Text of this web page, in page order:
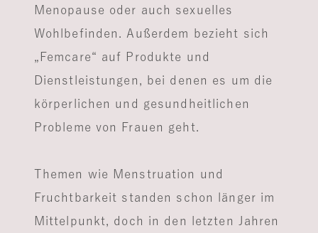
Menopause oder auch sexuelles
Wohlbefinden. Außerdem bezieht sich
„Femcare“ auf Produkte und
Dienstleistungen, bei denen es um die
körperlichen und gesundheitlichen
Probleme von Frauen geht.
Themen wie Menstruation und
Fruchtbarkeit standen schon länger im
Mittelpunkt, doch in den letzten Jahren